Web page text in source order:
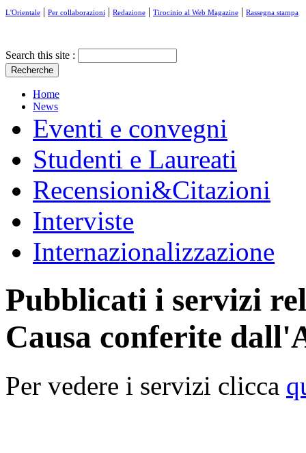
L'Orientale | Per collaborazioni | Redazione | Tirocinio al Web Magazine | Rassegna stampa
Search this site :
Home
News
Eventi e convegni
Studenti e Laureati
Recensioni&Citazioni
Interviste
Internazionalizzazione
Pubblicati i servizi
Causa conferite
Per vedere i servizi clicca